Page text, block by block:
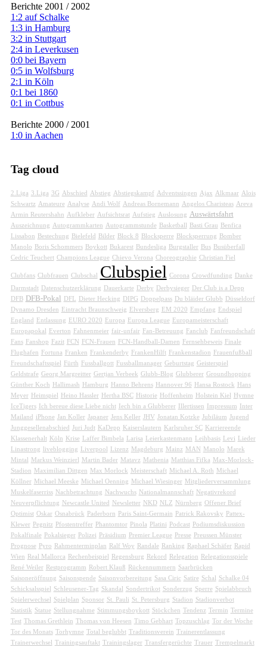
Berichte 2001 / 2002
1:2 auf Schalke
1:3 in Hamburg
3:2 in Stuttgart
2:4 in Leverkusen
0:0 bei Bayern
0:5 in Wolfsburg
2:1 in Köln
0:1 bei 1860
0:1 in Cottbus
Berichte 2000 / 2001
1:0 in Aachen
Tag cloud
2.Liga 3.Liga 3G Abschied Abstieg Abstiegskampf Adventssingen Ajax Alkmaar Alois
Schwartz Amateure Analyse Andi Wolf Andreas Bornemann Angelos Charisteas Areva
Armin Reutershahn Aufkleber Aufsichtsrat Aufstieg Auslosung Auswärtsfahrt
Auszeichnung Autogrammkarten Autogrammstunde Basketball Basti Grau
Benfica
Lissabon
Bestechung Bielefeld Bilder Block 8 Blocksperre Blocksperrung
Bomber
Manolo
Boris Schommers Boykott Bukarest Bundesliga Burgstaller Bus
Busüberfall
Cedric Teuchert Champions League Chievo Verona Choreographie Christian Fiel
Clubfans Clubfrauen Clubschal Clubspiel Corona Crowdfunding
Danke
Darmstadt
Datenschutzerklärung Dauerkarte Derby Derbysieger
Der Club is a Depp
DFB
DFB-Pokal DFL Dieter Hecking DIPG Doppelpass Du bläider Glubb
Düsseldorf
Dynamo Dresden
Eintracht Braunschweig Elversberg EM 2020 Empfang
Endspiel
England
Entlassung EURO 2020 Europa Europa League
Europameisterschaft
Europapokal
Everton Fahnenmeier fair-unfair Fan-Betreuung Fanclub
Fanfreundschaft
Fans
Fanshop Fazit FCN FCN-Frauen FCN-Handball-Damen Fernsehbeweis
Finale
Flughafen
Fortuna Franken Frankenderby FrankenHilft Frankenstadion
Frauenfußball
Freundschaftsspiel
Fürth Fussballgott Fussballmanager Geburtstag Geisterspiel
Geldstrafe Georg Margreitter Gertjan Verbeek Glubb-Blog Glubberer Groundhopping
Günther Koch
Hallimash Hamburg Hanno Behrens Hannover 96 Hansa Rostock
Hans
Meyer
Heimspiel Heino Hassler Hertha BSC Historie Hoffenheim Holstein Kiel
Hymne
IceTigers
Ich bereue diese Liebe nicht Iech bin a Glubberer Illertissen Impressum
Inter
Mailand
iPhone Jan Koller Japaner Jens Keller JHV Jonatan Kotzke Jubiläum Jugend
Junggesellenabschied
Juri Judt KaDepp Kaiserslautern Karlsruher SC
Karriereende
Klassenerhalt
Köln Krise Laffer Bimbela Larisa Leierkastenmann Leihbasis Levi
Lieder
Linastrong
liveblogging Liverpool Lizenz Magdeburg Mainz MAN Manolo
Marek
Mintal
Markus Weinzierl Martin Bader Matavz Mathenia Matthias Fifka
Max-Morlock-
Stadion
Maximilian Dittgen Max Morlock Meisterschaft Michael A. Roth
Michael
Köllner Michael Meeske Michael Oenning Michael Wiesinger Mitgliederversammlung
Muskelfaserriss Nachbetrachtung Nachwuchs Nationalmannschaft Negativrekord
Neuverpflichtung
Newcastle United Newsletter NKD NLZ Nürnberg Offener Brief
Optimist Oskar Osnabrück Paderborn Paris Saint-Germain Patrick Rakovsky
Pattex-
Klewer
Pegnitz Pfostentreffer Phantomtor Pinola Platini Podcast
Podiumsdiskussion
Pokalfinale
Pokalsieger Polizei Präsidium Premier League Presse
Preussen Münster
Prognose
Pyro Rahmenterminplan Ralf Woy Randale Ranking Raphael Schäfer
Rapid
Wien
Real Mallorca Rechenbeispiel Regensburg Rekord Relegation
Relegationsspiele
René Weiler
Restprogramm Robert Klauß Rückennummern Saarbrücken
Saisoneröffnung Saisonspende Saisonvorbereitung Sasa Ciric Satire Schal
Schalke 04
Schicksalsspiel
Schleusener-Tag Skandal Sondertrikot Sonderzug Sperre Spielabbruch
Spielerwechsel
Spielplan Sponsor St. Pauli St. Petersburg Stadion Stadionverbot
Statistik Statue Stellungnahme Stimmungsboykott Stöckchen Tendenz Termin Termine
Test Thomas Grethlein Thomas von Heesen Timo Gebhart Topzuschlag Tor der Woche
Tor des Monats Torhymne Total beglubbt Traditionsverein Trainerentlassung
Trainerwechsel
Trainingsauftakt Trainingslager Transfergerüchte Trauer Trempelmarkt